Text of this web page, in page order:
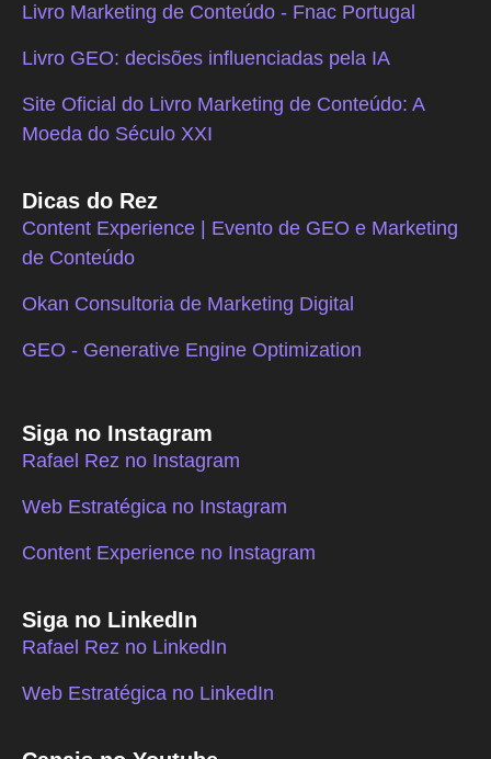
Livro Marketing de Conteúdo - Fnac Portugal
Livro GEO: decisões influenciadas pela IA
Site Oficial do Livro Marketing de Conteúdo: A
Moeda do Século XXI
Dicas do Rez
Content Experience | Evento de GEO e Marketing
de Conteúdo
Okan Consultoria de Marketing Digital
GEO - Generative Engine Optimization
Siga no Instagram
Rafael Rez no Instagram
Web Estratégica no Instagram
Content Experience no Instagram
Siga no LinkedIn
Rafael Rez no LinkedIn
Web Estratégica no LinkedIn